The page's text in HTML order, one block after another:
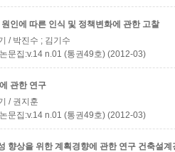
인에 따른 인식 및 정책변화에 관한 고찰
/ 박진수 ; 김기수
문집:v.14 n.01 (통권49호) (2012-03)
관한 연구
/ 권지훈
문집:v.14 n.01 (통권49호) (2012-03)
향상을 위한 계획경향에 관한 연구 건축설계